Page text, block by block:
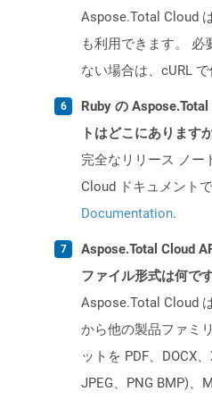
Aspose.Total Cloud
も利用できます。 必
ない場合は、cURL
Ruby の
トはどこにあります
完全なリリース ノー
Cloud ドキュメント
Documentation.
Aspose.Total Cloud
ファイル形式は何で
Aspose.Total Cloud
から他の製品ファミ
ットを PDF、DOCX、
JPEG、PNG BMP)、